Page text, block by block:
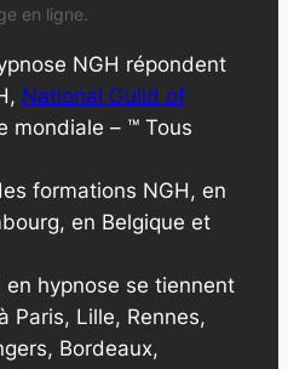
en ligne.
NGH répondent
National Guild of
mondiale – ™ Tous
formations NGH, en
en Belgique et
hypnose se tiennent
Paris, Lille, Rennes,
Bordeaux,